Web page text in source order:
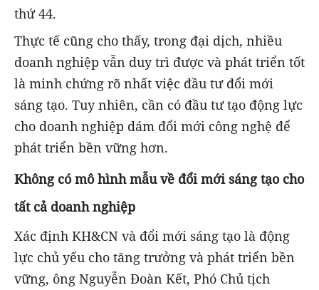
thứ 44.
Thực tế cũng cho thấy, trong đại dịch, nhiều
doanh nghiệp vẫn duy trì được và phát triển tốt
là minh chứng rõ nhất việc đầu tư đổi mới
sáng tạo. Tuy nhiên, cần có đầu tư tạo động lực
cho doanh nghiệp dám đổi mới công nghệ để
phát triển bền vững hơn.
Không có mô hình mẫu về đổi mới sáng tạo cho
tất cả doanh nghiệp
Xác định KH&CN và đổi mới sáng tạo là động
lực chủ yếu cho tăng trưởng và phát triển bền
vững, ông Nguyễn Đoàn Kết, Phó Chủ tịch